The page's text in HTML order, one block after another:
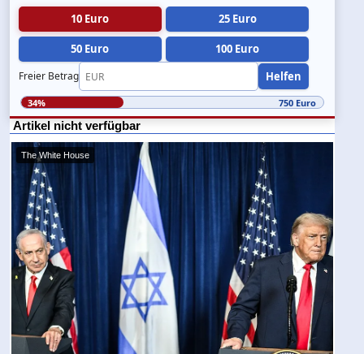
10 Euro
25 Euro
50 Euro 100 Euro
Freier Betrag Helfen
34% 750 Euro
Artikel nicht verfügbar
The White House